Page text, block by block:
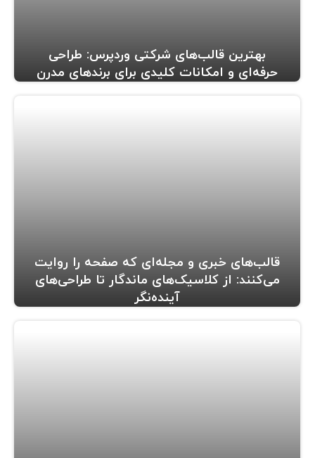
بهترین قالب‌های شرکتی وردپرس: طراحی
حرفه‌ای و امکانات کلیدی برای برندهای مدرن
قالب‌های خبری و مجله‌ای که صفحه را روایت
می‌کنند: از کلاسیک‌های ماندگار تا طراحی‌های
آینده‌نگر